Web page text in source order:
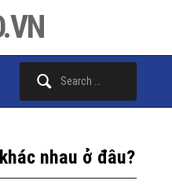
nhau ở đâu?